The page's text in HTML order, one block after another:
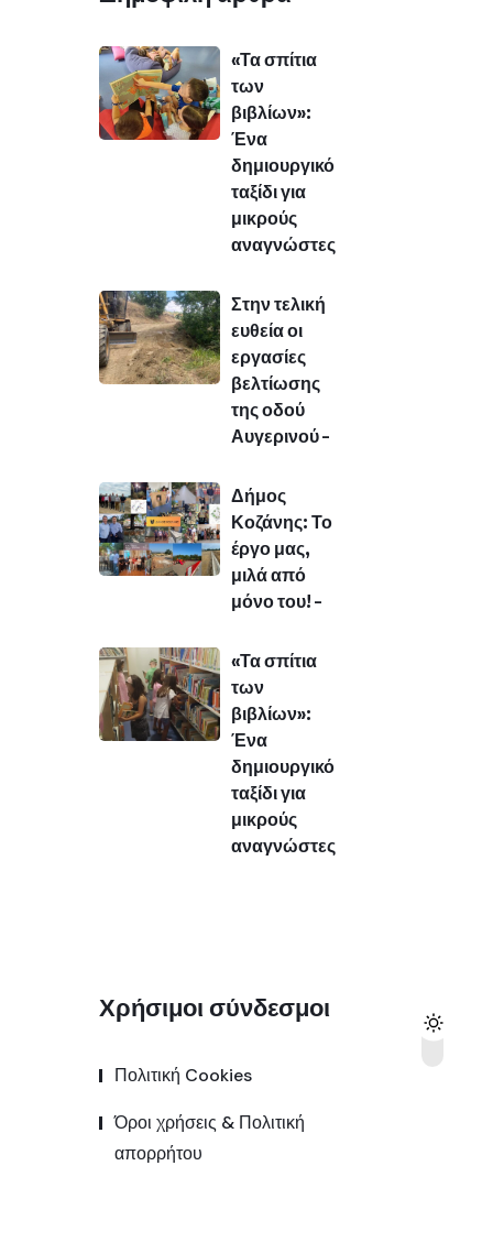
«Τα σπίτια
των
βιβλίων»:
Ένα
δημιουργικό
ταξίδι για
μικρούς
αναγνώστες
Στην τελική
ευθεία οι
εργασίες
βελτίωσης
της οδού
Αυγερινού –
Δήμος
Κοζάνης: Το
έργο μας,
μιλά από
μόνο του! –
«Τα σπίτια
των
βιβλίων»:
Ένα
δημιουργικό
ταξίδι για
μικρούς
αναγνώστες
Χρήσιμοι σύνδεσμοι
Πολιτική Cookies
Όροι χρήσεις & Πολιτική
απορρήτου